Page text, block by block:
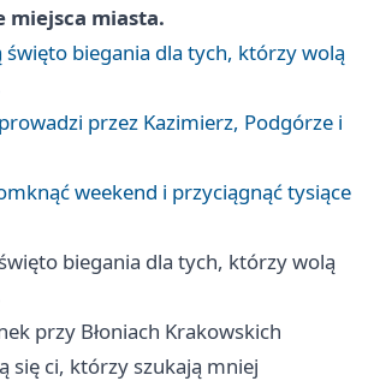
miejsca miasta.
święto biegania dla tych, którzy wolą
przez Kazimierz, Podgórze i
weekend i przyciągnąć tysiące
biegania dla tych, którzy wolą
przy Błoniach Krakowskich
się ci, którzy szukają mniej